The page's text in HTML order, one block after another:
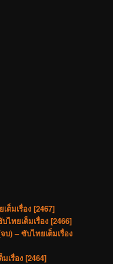
ต็มเรื่อง [2467]
ไทยเต็มเรื่อง [2466]
บ) – ซับไทยเต็มเรื่อง
เรื่อง [2464]